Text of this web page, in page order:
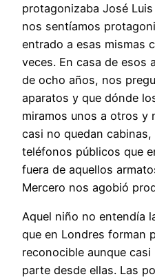
protagonizaba José
nos sentíamos
entrado a esas mismas
veces. En casa de esos
de ocho años, nos
aparatos y que dónde
miramos unos a otros y
casi no quedan
teléfonos públicos que
fuera de aquellos
Mercero nos agobió
Aquel niño no entendía
que en Londres forman
reconocible aunque
parte desde ellas. Las